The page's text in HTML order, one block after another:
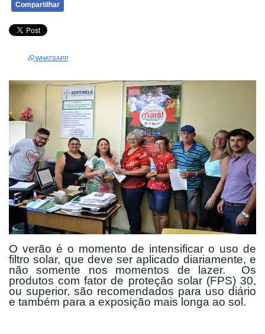
Compartilhar
WHATSAPP
O verão é o momento de intensificar o uso de
filtro solar, que deve ser aplicado diariamente, e
não somente nos momentos de lazer. Os
produtos com fator de proteção solar (FPS) 30,
ou superior, são recomendados para uso diário
e também para a exposição mais longa ao sol.